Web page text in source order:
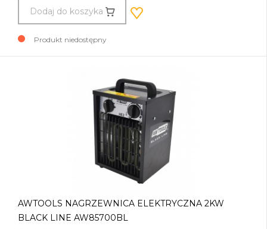
Dodaj do koszyka
Produkt niedostępny
AWTOOLS NAGRZEWNICA ELEKTRYCZNA 2KW
BLACK LINE AW85700BL